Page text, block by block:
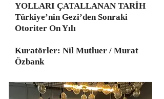
YOLLARI ÇATALLANAN TARİH
Türkiye’nin Gezi’den Sonraki
Otoriter On Yılı
Kuratörler: Nil Mutluer / Murat
Özbank